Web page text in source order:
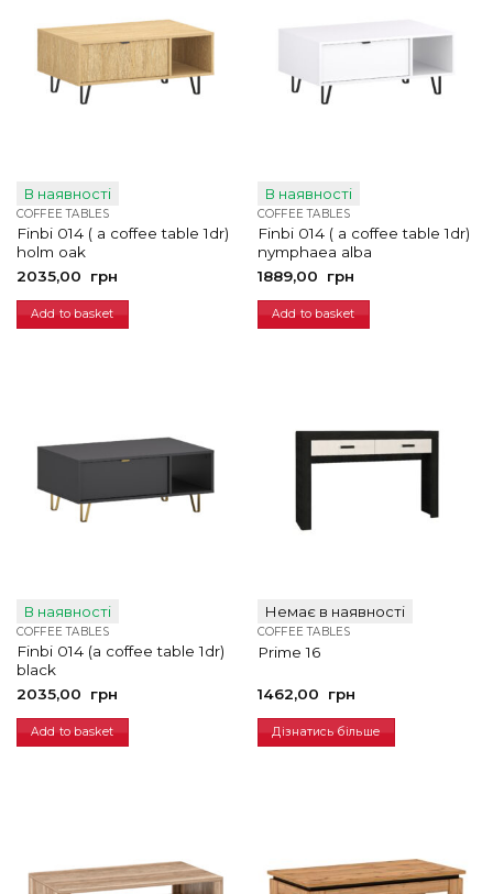
В наявності
COFFEE TABLES
Finbi 014 ( a coffee table 1dr)
holm oak
2035,00
грн
Add to basket
В наявності
COFFEE TABLES
Finbi 014 ( a coffee table 1dr)
nymphaea alba
1889,00
грн
Add to basket
В наявності
COFFEE TABLES
Finbi 014 (a coffee table 1dr)
black
2035,00
грн
Add to basket
Немає в наявності
COFFEE TABLES
Prime 16
1462,00 грн
Дізнатись більше